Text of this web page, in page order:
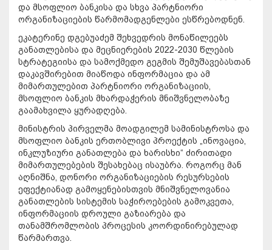
და მსოფლიო ბანკისა და სხვა პარტნიორი
ორგანიზაციების წარმომადგენლები ესწრებოდნენ.
ეკატერინე დგებუაძემ შეხვედრის მონაწილეებს
განათლებისა და მეცნიერების 2022-2030 წლების
სტრატეგიისა და სამოქმედო გეგმის შემუშავებასთან
დაკავშირებით მიაწოდა ინფორმაცია და ამ
მიმართულებით პარტნიორი ორგანიზაციის,
მსოფლიო ბანკის მხარდაჭერის მნიშვნელობაზე
გაამახვილა ყურადღება.
მინისტრის პირველმა მოადგილემ სამინისტროსა და
მსოფლიო ბანკის ერთობლივი პროექტის „ინოვაცია,
ინკლუზიური განათლება და ხარისხი“ ძირითადი
მიმართულებების შესახებაც ისაუბრა. როგორც მან
აღნიშნა, დონორი ორგანიზაციების რესურსების
ეფექტიანად გამოყენებისთვის მნიშვნელოვანია
განათლების სისტემის საჭიროებების გამოკვეთა,
ინფორმაციის დროული გაზიარება და
თანამშრომლობის პროცესის კოორდინირებულად
წარმართვა.